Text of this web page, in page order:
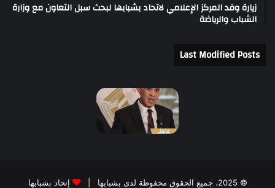
زيارة وفد المركز الإعلامي لاتحاد بشبابها لبحث سبل التعاون مع وزارة
الشباب والرياضة
Last Modified Posts
© 2025، جميع الحقوق محفوظة لدى بشبابها | إتحاد بشبابها